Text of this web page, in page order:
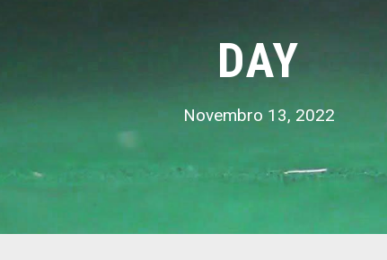
DAY
Novembro 13, 2022